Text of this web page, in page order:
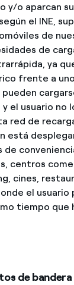
y/o aparcan
el INE,
de
de
ya
frente a
el usuario no
red de
está
de
centros
cines,
el usuario
tiempo que
de bandera